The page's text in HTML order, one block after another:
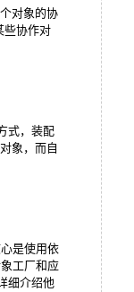
对象的协
些协作对
式，装配
象，而自
是使用依
工厂和应
细介绍他